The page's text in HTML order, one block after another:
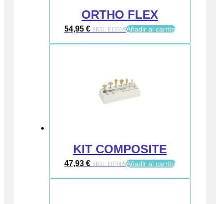
ORTHO FLEX
54,95 € SKU: E1333SAñadir al carrito
KIT COMPOSITE
47,93 € SKU: E0790SAñadir al carrito